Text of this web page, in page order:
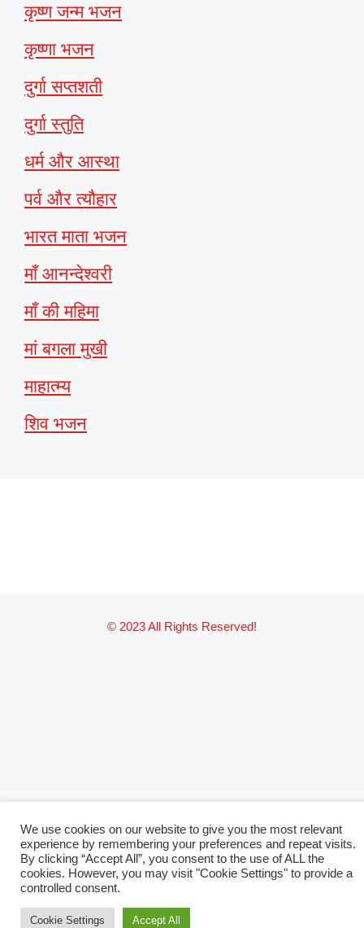
कृष्ण जन्म भजन
कृष्णा भजन
दुर्गा सप्तशती
दुर्गा स्तुति
धर्म और आस्था
पर्व और त्यौहार
भारत माता भजन
माँ आनन्देश्वरी
माँ की महिमा
मां बगला मुखी
माहात्म्य
शिव भजन
© 2023 All Rights Reserved!
We use cookies on our website to give you the most relevant
experience by remembering your preferences and repeat visits.
By clicking “Accept All”, you consent to the use of ALL the
cookies. However, you may visit "Cookie Settings" to provide a
controlled consent.
Cookie Settings Accept All